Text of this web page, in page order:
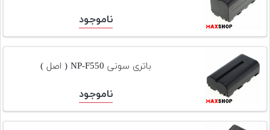
ناموجود
باتری سونی NP-F550 ( اصل )
ناموجود